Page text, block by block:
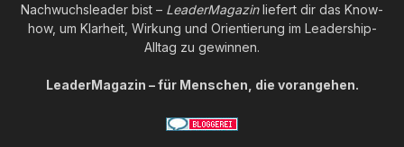
Nachwuchsleader bist – LeaderMagazinliefert dir das Know-
how, um Klarheit, Wirkung und Orientierung im Leadership-
Alltag zu gewinnen.
LeaderMagazin – für Menschen, die vorangehen.